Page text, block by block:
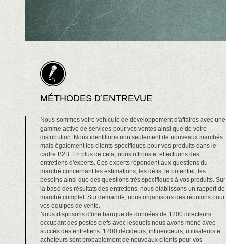
MÉTHODES D’ENTREVUE
Nous sommes votre véhicule de développement d'affaires avec une
gamme active de services pour vos ventes ainsi que de votre
distribution. Nous identifions non seulement de nouveaux marchés
mais également les clients spécifiques pour vos produits dans le
cadre B2B. En plus de cela, nous offrons et effectuons des
entretiens d'experts. Ces experts répondent aux questions du
marché concernant les estimations, les défis, le potentiel, les
besoins ainsi que des questions très spécifiques à vos produits. Sur
la base des résultats des entretiens, nous établissons un rapport de
marché complet. Sur demande, nous organisons des réunions pour
vos équipes de vente.
Nous disposons d'une banque de données de 1200 directeurs
occupant des postes clefs avec lesquels nous avons mené avec
succès des entretiens. 1200 décideurs, influenceurs, utilisateurs et
acheteurs sont probablement de nouveaux clients pour vos